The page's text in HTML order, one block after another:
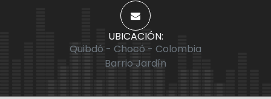
UBICACIÓN:
Quibdó - Chocó - Colombia
Barrio Jardín